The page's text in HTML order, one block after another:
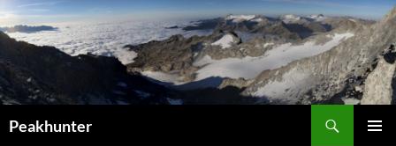
Zum
Inhalt
springen
Peakhunter